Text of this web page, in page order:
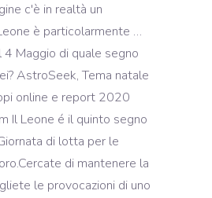
c'è in realtà un
è particolarmente …
4 Maggio di quale segno
AstroSeek, Tema natale
online e report 2020
Il Leone é il quinto segno
di lotta per le
di mantenere la
le provocazioni di uno